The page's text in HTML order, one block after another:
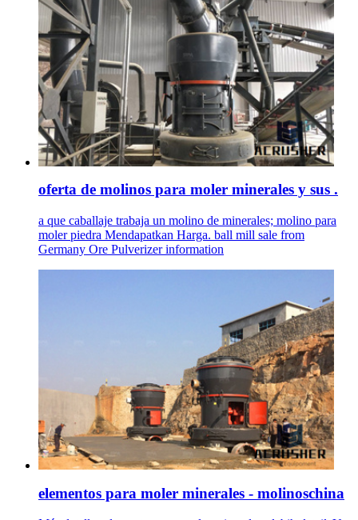
oferta de molinos para moler minerales y sus .
a que caballaje trabaja un molino de minerales; molino para
moler piedra Mendapatkan Harga. ball mill sale from
Germany Ore Pulverizer information
elementos para moler minerales - molinoschina